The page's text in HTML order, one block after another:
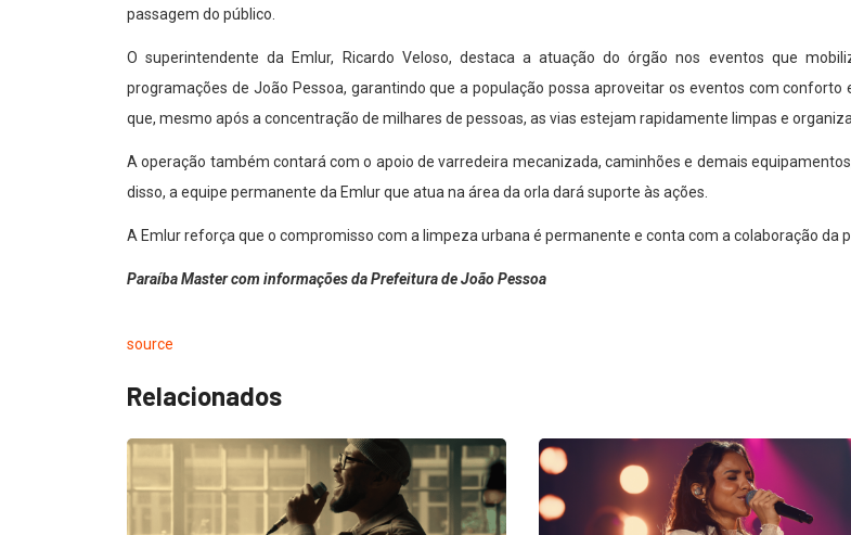
passagem do público.
O superintendente da Emlur, Ricardo Veloso, destaca a atuação do órgão nos eventos que
programações de João Pessoa, garantindo que a população possa aproveitar os eventos com
que, mesmo após a concentração de milhares de pessoas, as vias estejam rapidamente limpas e
A operação também contará com o apoio de varredeira mecanizada, caminhões e demais
disso, a equipe permanente da Emlur que atua na área da orla dará suporte às ações.
A Emlur reforça que o compromisso com a limpeza urbana é permanente e conta com a colaboração da
Paraíba Master com informações da Prefeitura de João Pessoa
source
Relacionados